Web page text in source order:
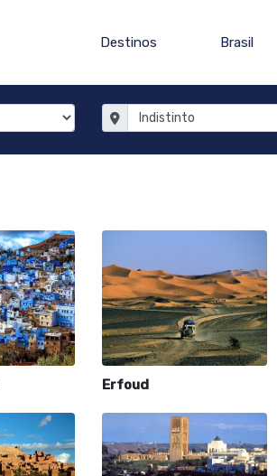
Destinos Brasil
Erfoud